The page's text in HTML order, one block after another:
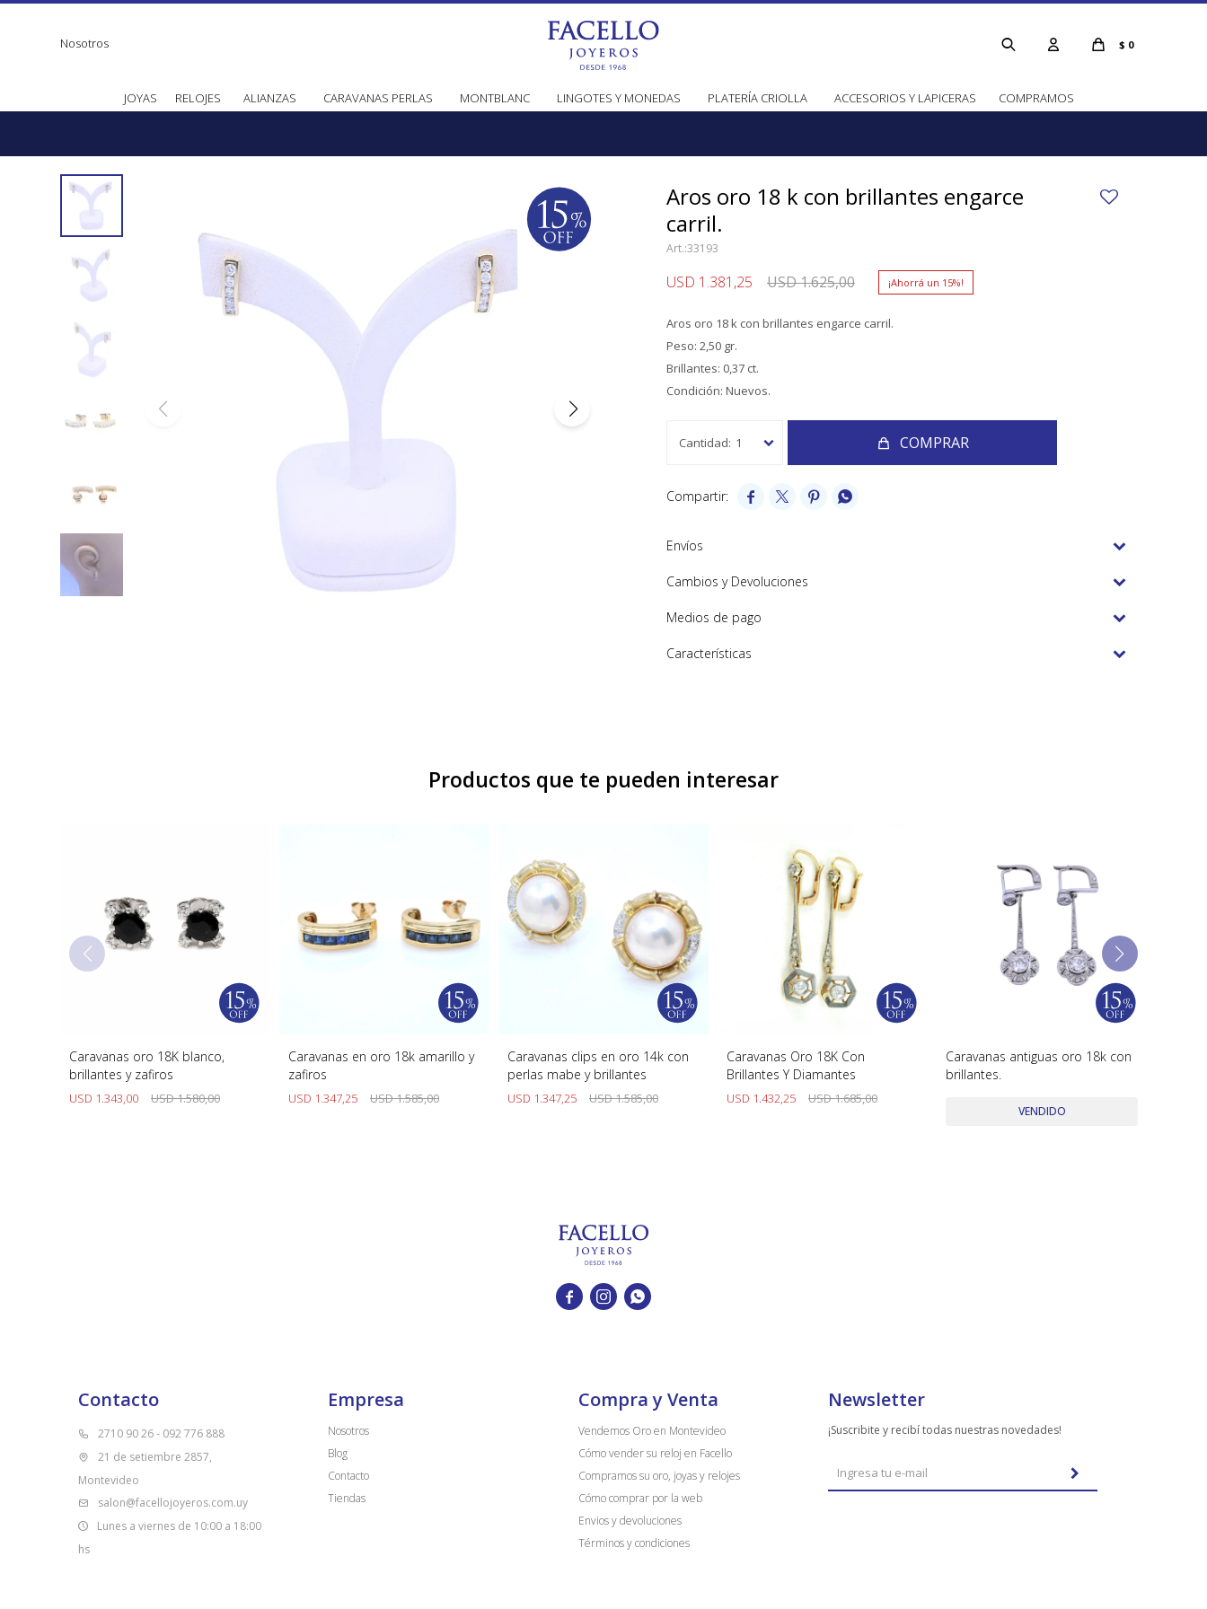
JOYAS RELOJES ALIANZAS CARAVANAS PERLAS MONTBLANC LINGOTES Y MONEDAS PLATERÍA CRIOLLA ACCESORIOS Y LAPICERAS COMPRAMOS
$ 0
Nosotros
Aros oro 18 k con brillantes engarce
carril.
33193
USD 1.381,25 USD1.625,00 15
Aros oro 18 k con brillantes engarce carril.
Peso: 2,50 gr.
Brillantes: 0,37 ct.
Condición: Nuevos.
1 COMPRAR
   
Envíos
Cambios y Devoluciones
Medios de pago
Características
Productos que te pueden interesar
Caravanas oro 18K blanco,
brillantes y zafiros
USD 1.343,00 USD1.580,00
Caravanas en oro 18k amarillo y
zafiros
USD 1.347,25 USD1.585,00
Caravanas clips en oro 14k con
perlas mabe y brillantes
USD 1.347,25 USD1.585,00
Caravanas Oro 18K Con
Brillantes Y Diamantes
USD 1.432,25 USD1.685,00
Caravanas antiguas oro 18k con
brillantes.
VENDIDO
  
Contacto
2710 90 26 - 092 776 888
21 de setiembre 2857,
Montevideo
salon@facellojoyeros.com.uy
Lunes a viernes de 10:00 a 18:00
hs
Empresa
Nosotros
Blog
Contacto
Tiendas
Compra y Venta
Vendemos Oro en Montevideo
Cómo vender su reloj en Facello
Compramos su oro, joyas y relojes
Cómo comprar por la web
Envios y devoluciones
Términos y condiciones
Newsletter
¡Suscribite y recibí todas nuestras novedades!